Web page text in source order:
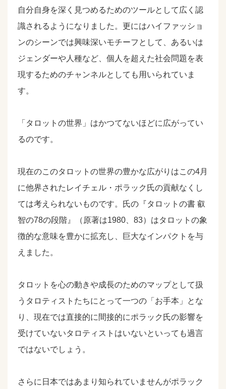
自分自身を深く見つめるためのツールとして広く認
識されるようになりました。更にはハイファッショ
ンのシーンでは興味深いモチーフとして、あるいは
ジェンダーや人種など、個人を超えた社会問題を表
現するためのチャンネルとしても用いられていま
す。
「タロットの世界」はかつてないほどに広がってい
るのです。
現在のこのタロットの世界の豊かな広がりはこの4月
に他界されたレイチェル・ポラック氏の貢献なくし
ては考えられないものです。氏の『タロットの書 叡
智の78の段階』（原著は1980、83）はタロットの象
徴的な意味を豊かに拡充し、巨大なインパクトを与
えました。
タロットを心の動きや成長のためのマップとして扱
うタロティストたちにとって一つの「お手本」とな
り、現在では直接的に間接的にポラック氏の影響を
受けていないタロティストはいないといっても過言
ではないでしょう。
さらに日本ではあまり知られていませんがポラック